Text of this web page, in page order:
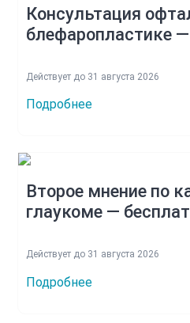
Консультация
блефаропластике
Действует до 31 августа 2026
Подробнее
Второе мнение по
глаукоме —
Действует до 31 августа 2026
Подробнее